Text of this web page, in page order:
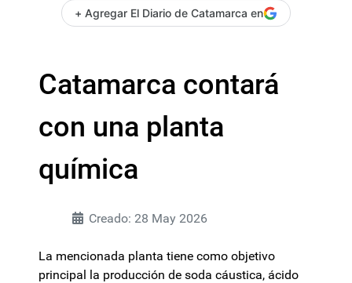
+ Agregar El Diario de Catamarca en
Catamarca contará
con una planta
química
Creado: 28 May 2026
La mencionada planta tiene como objetivo
principal la producción de soda cáustica, ácido